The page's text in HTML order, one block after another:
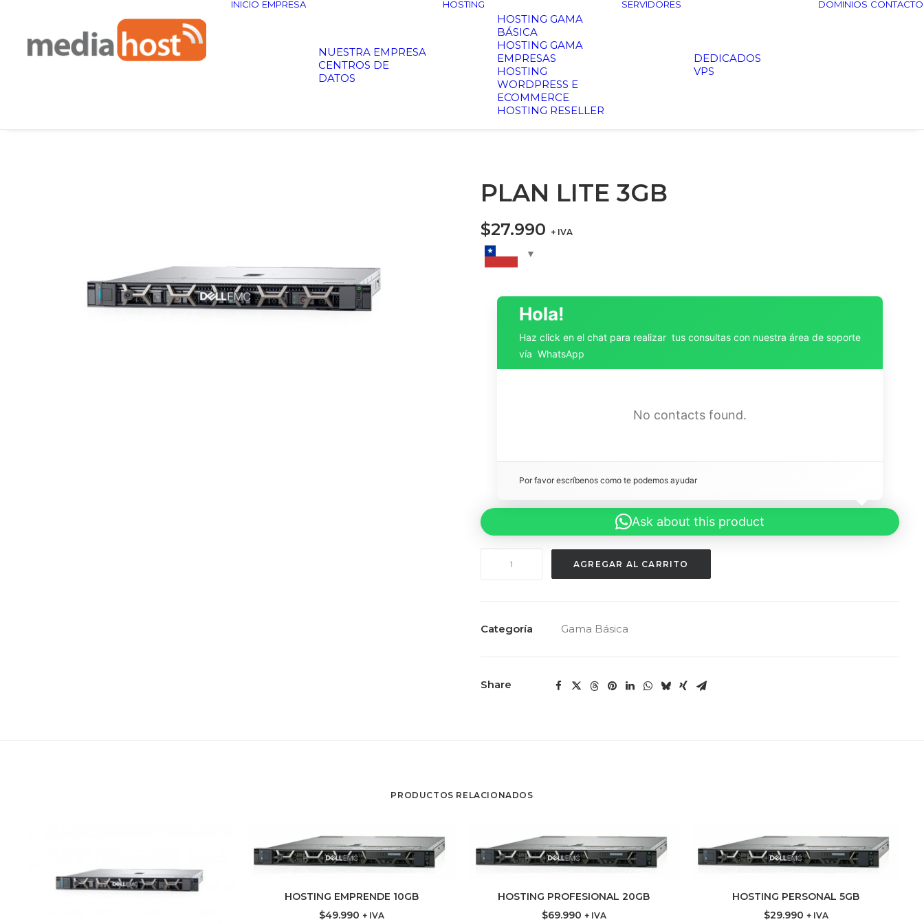
INICIO EMPRESA
NUESTRA EMPRESA
CENTROS DE
DATOS
HOSTING
HOSTING GAMA
BÁSICA
HOSTING GAMA
EMPRESAS
HOSTING
WORDPRESS E
ECOMMERCE
HOSTING RESELLER
SERVIDORES
DEDICADOS
VPS
DOMINIOS CONTACTO
PLAN LITE 3GB
$27.990 + IVA
Hola!
Haz click en el chat para realizar tus consultas con nuestra área de soporte
vía WhatsApp
No contacts found.
Por favor escríbenos como te podemos ayudar
Ask about this product
AGREGAR AL CARRITO
Categoría Gama Básica
Share
PRODUCTOS RELACIONADOS
HOSTING EMPRENDE 10GB
$49.990 + IVA
HOSTING PROFESIONAL 20GB
$69.990 + IVA
HOSTING PERSONAL 5GB
$29.990 + IVA